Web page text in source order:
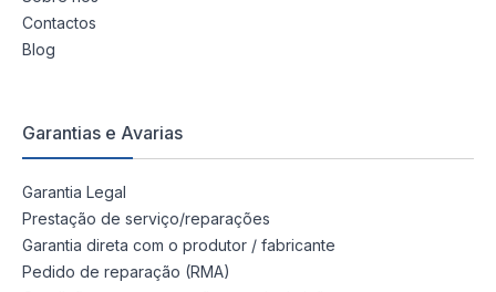
Contactos
Blog
Garantias e Avarias
Garantia Legal
Prestação de serviço/reparações
Garantia direta com o produtor / fabricante
Pedido de reparação (RMA)